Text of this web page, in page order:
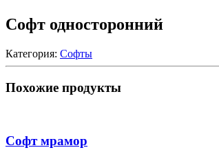
Софт односторонний
Категория: Софты
Похожие продукты
Софт мрамор